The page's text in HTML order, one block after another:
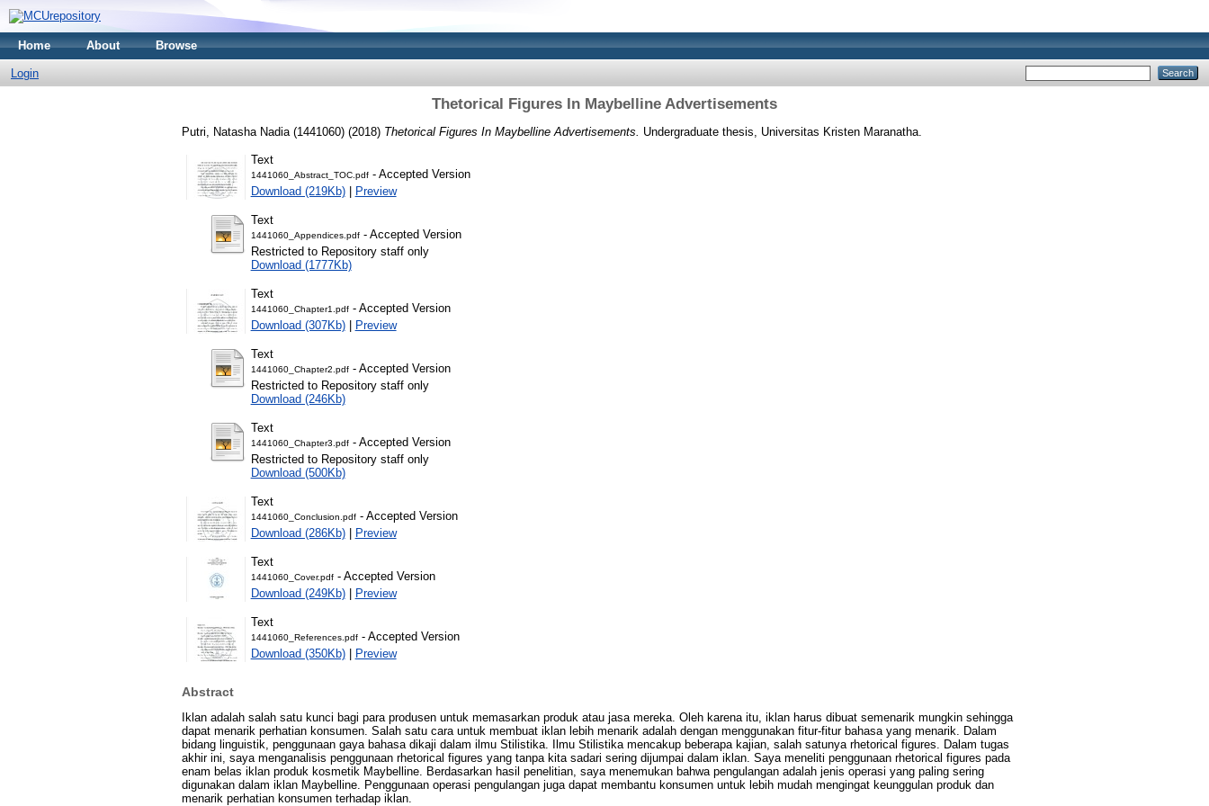
Home About Browse
Login
Thetorical Figures In Maybelline Advertisements
Putri, Natasha Nadia (1441060)(2018) Thetorical Figures In Maybelline Advertisements. Undergraduate thesis, Universitas Kristen Maranatha.
Text
1441060_Abstract_TOC.pdf- Accepted Version
Download (219Kb)| Preview
Text
1441060_Appendices.pdf- Accepted Version
Restricted to Repository staff only
Download (1777Kb)
Text
1441060_Chapter1.pdf- Accepted Version
Download (307Kb)| Preview
Text
1441060_Chapter2.pdf- Accepted Version
Restricted to Repository staff only
Download (246Kb)
Text
1441060_Chapter3.pdf- Accepted Version
Restricted to Repository staff only
Download (500Kb)
Text
1441060_Conclusion.pdf- Accepted Version
Download (286Kb)| Preview
Text
1441060_Cover.pdf- Accepted Version
Download (249Kb)| Preview
Text
1441060_References.pdf- Accepted Version
Download (350Kb)| Preview
Abstract
Iklan adalah salah satu kunci bagi para produsen untuk memasarkan produk atau jasa mereka. Oleh karena itu, iklan harus dibuat semenarik mungkin sehingga
dapat menarik perhatian konsumen. Salah satu cara untuk membuat iklan lebih menarik adalah dengan menggunakan fitur-fitur bahasa yang menarik. Dalam
bidang linguistik, penggunaan gaya bahasa dikaji dalam ilmu Stilistika. Ilmu Stilistika mencakup beberapa kajian, salah satunya rhetorical figures. Dalam tugas
akhir ini, saya menganalisis penggunaan rhetorical figures yang tanpa kita sadari sering dijumpai dalam iklan. Saya meneliti penggunaan rhetorical figures pada
enam belas iklan produk kosmetik Maybelline. Berdasarkan hasil penelitian, saya menemukan bahwa pengulangan adalah jenis operasi yang paling sering
digunakan dalam iklan Maybelline. Penggunaan operasi pengulangan juga dapat membantu konsumen untuk lebih mudah mengingat keunggulan produk dan
menarik perhatian konsumen terhadap iklan.